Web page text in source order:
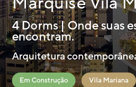
Pelo mapa
4 Dorms | Onde suas
encontram.
Arquitetura
Em Construção Vila Mariana